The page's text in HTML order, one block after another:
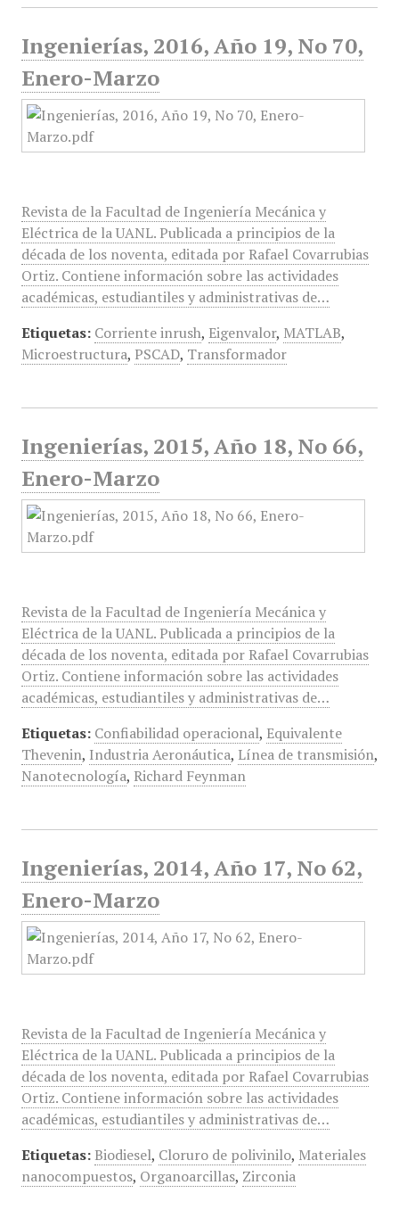
Ingenierías, 2016, Año 19, No 70,
Enero-Marzo
Revista de la Facultad de Ingeniería Mecánica y
Eléctrica de la UANL. Publicada a principios de la
década de los noventa, editada por Rafael Covarrubias
Ortiz. Contiene información sobre las actividades
académicas, estudiantiles y administrativas de…
Etiquetas: Corriente inrush, Eigenvalor, MATLAB,
Microestructura, PSCAD, Transformador
Ingenierías, 2015, Año 18, No 66,
Enero-Marzo
Revista de la Facultad de Ingeniería Mecánica y
Eléctrica de la UANL. Publicada a principios de la
década de los noventa, editada por Rafael Covarrubias
Ortiz. Contiene información sobre las actividades
académicas, estudiantiles y administrativas de…
Etiquetas: Confiabilidad operacional, Equivalente
Thevenin, Industria Aeronáutica, Línea de transmisión,
Nanotecnología, Richard Feynman
Ingenierías, 2014, Año 17, No 62,
Enero-Marzo
Revista de la Facultad de Ingeniería Mecánica y
Eléctrica de la UANL. Publicada a principios de la
década de los noventa, editada por Rafael Covarrubias
Ortiz. Contiene información sobre las actividades
académicas, estudiantiles y administrativas de…
Etiquetas: Biodiesel, Cloruro de polivinilo, Materiales
nanocompuestos, Organoarcillas, Zirconia